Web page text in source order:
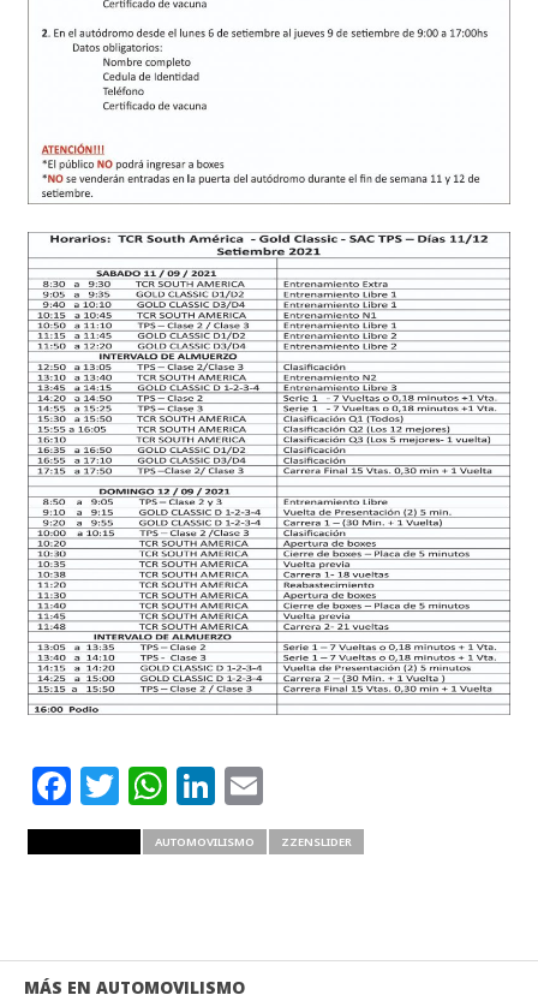
Facebook
Twitter
WhatsApp
LinkedIn
Email
AUTOMOVILISMO ZZENSLIDER
MÁS EN AUTOMOVILISMO